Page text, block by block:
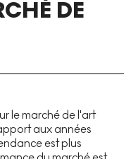
DE
le marché de l'art
aux années
est plus